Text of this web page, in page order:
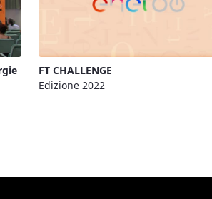
FT CHALLENGE
Edizione 2022